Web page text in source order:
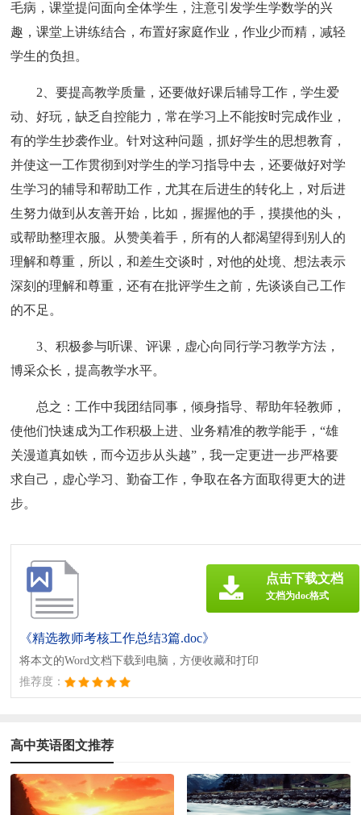
毛病，课堂提问面向全体学生，注意引发学生学数学的兴
趣，课堂上讲练结合，布置好家庭作业，作业少而精，减轻
学生的负担。
2、要提高教学质量，还要做好课后辅导工作，学生爱
动、好玩，缺乏自控能力，常在学习上不能按时完成作业，
有的学生抄袭作业。针对这种问题，抓好学生的思想教育，
并使这一工作贯彻到对学生的学习指导中去，还要做好对学
生学习的辅导和帮助工作，尤其在后进生的转化上，对后进
生努力做到从友善开始，比如，握握他的手，摸摸他的头，
或帮助整理衣服。从赞美着手，所有的人都渴望得到别人的
理解和尊重，所以，和差生交谈时，对他的处境、想法表示
深刻的理解和尊重，还有在批评学生之前，先谈谈自己工作
的不足。
3、积极参与听课、评课，虚心向同行学习教学方法，
博采众长，提高教学水平。
总之：工作中我团结同事，倾身指导、帮助年轻教师，
使他们快速成为工作积极上进、业务精准的教学能手，“雄
关漫道真如铁，而今迈步从头越”，我一定更进一步严格要
求自己，虚心学习、勤奋工作，争取在各方面取得更大的进
步。
《精选教师考核工作总结3篇.doc》
将本文的Word文档下载到电脑，方便收藏和打印
推荐度：
点击下载文档
文档为doc格式
高中英语图文推荐